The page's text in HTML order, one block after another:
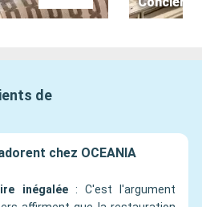
de
chez OCEANIA
inégalée : C'est l'argument